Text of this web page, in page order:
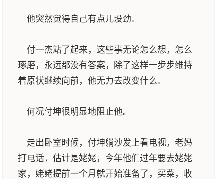
他突然觉得自己有点儿没劲。
付一杰站了起来，这些事无论怎么想，怎么
琢磨，永远都没有答案，除了这样一步步维持
着原状继续向前，他无力去改变什么。
何况付坤很明显地阻止他。
走出卧室时候，付坤躺沙发上看电视，老妈
打电话，估计是姥姥，今年他们过年要去姥姥
家，姥姥提前一个月就开始准备了，买菜，收